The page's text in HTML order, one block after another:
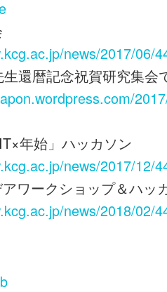
news/2017/06/
還暦記念祝賀研究集会
年始」ハッカソン
news/2017/12/
ワークショップ＆ハッ
news/2018/02/